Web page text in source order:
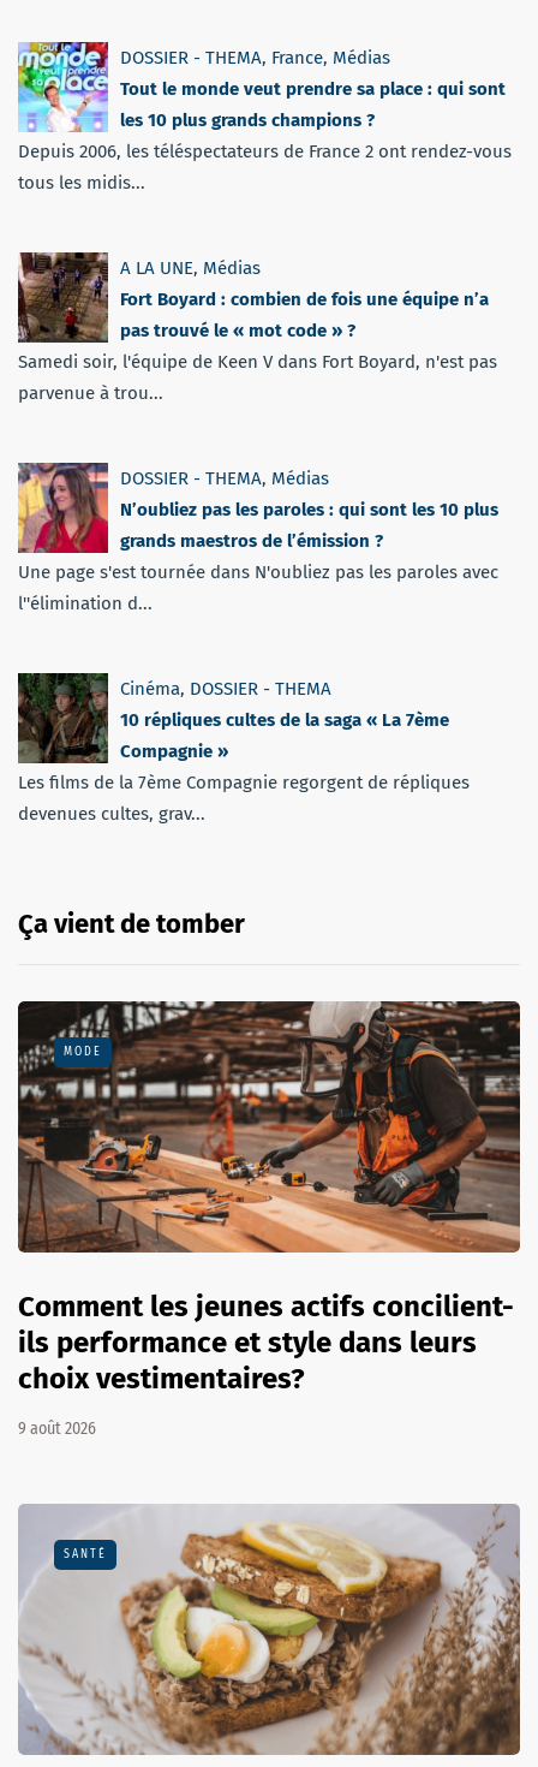
DOSSIER - THEMA, France, Médias
Tout le monde veut prendre sa place : qui sont
les 10 plus grands champions ?
Depuis 2006, les téléspectateurs de France 2 ont rendez-vous
tous les midis...
A LA UNE, Médias
Fort Boyard : combien de fois une équipe n’a
pas trouvé le « mot code » ?
Samedi soir, l'équipe de Keen V dans Fort Boyard, n'est pas
parvenue à trou...
DOSSIER - THEMA, Médias
N’oubliez pas les paroles : qui sont les 10 plus
grands maestros de l’émission ?
Une page s'est tournée dans N'oubliez pas les paroles avec
l''élimination d...
Cinéma, DOSSIER - THEMA
10 répliques cultes de la saga « La 7ème
Compagnie »
Les films de la 7ème Compagnie regorgent de répliques
devenues cultes, grav...
Ça vient de tomber
MODE
Comment les jeunes actifs concilient-
ils performance et style dans leurs
choix vestimentaires?
9 août 2026
SANTÉ